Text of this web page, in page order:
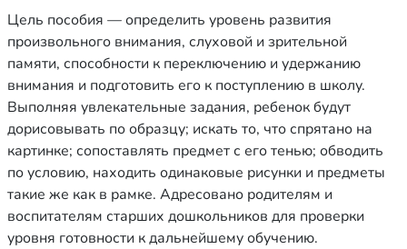
Цель пособия — определить уровень развития
произвольного внимания, слуховой и зрительной
памяти, способности к переключению и удержанию
внимания и подготовить его к поступлению в школу.
Выполняя увлекательные задания, ребенок будут
дорисовывать по образцу; искать то, что спрятано на
картинке; сопоставлять предмет с его тенью; обводить
по условию, находить одинаковые рисунки и предметы
такие же как в рамке. Адресовано родителям и
воспитателям старших дошкольников для проверки
уровня готовности к дальнейшему обучению.